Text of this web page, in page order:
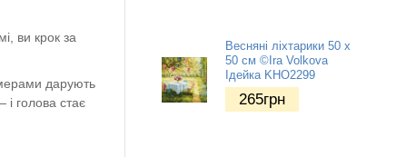
ви крок за
дарують
голова стає
Весняні ліхтарики 50 х
50 см ©Ira Volkova
Ідейка KHO2299
265грн